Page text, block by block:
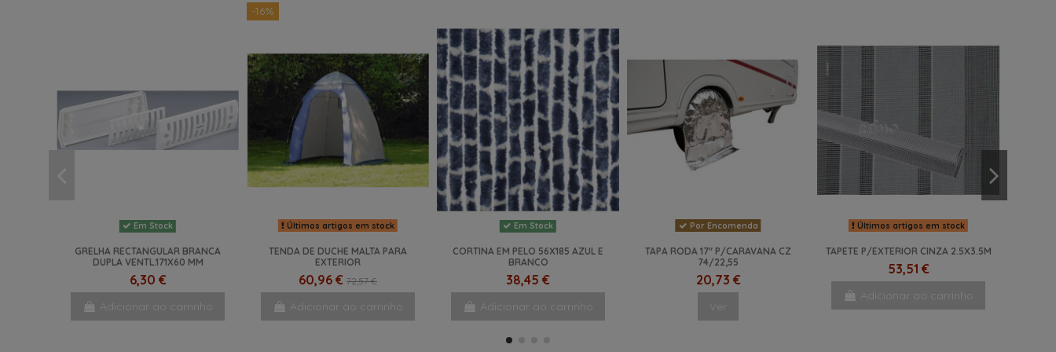
Em Stock
GRELHA RECTANGULAR BRANCA
DUPLA VENTL.171X60 MM
6,30 €
Adicionar ao carrinho
-16%
Últimos artigos em stock
TENDA DE DUCHE MALTA PARA
EXTERIOR
60,96 € 72,57 €
Adicionar ao carrinho
Em Stock
CORTINA EM PELO 56X185 AZUL E
BRANCO
38,45 €
Adicionar ao carrinho
Por Encomenda
TAPA RODA 17" P/CARAVANA CZ
74/22,55
20,73 €
Ver
Últimos artigos em stock
TAPETE P/EXTERIOR CINZA 2.5X3.5M
53,51 €
Adicionar ao carrinho